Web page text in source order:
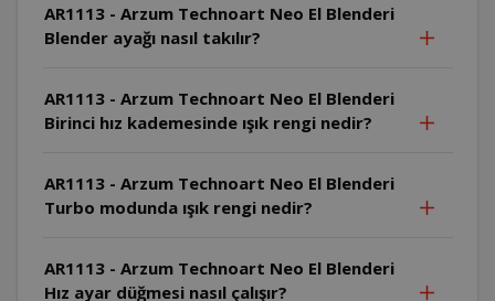
AR1113 - Arzum Technoart Neo El Blenderi
Blender ayağı nasıl takılır?
AR1113 - Arzum Technoart Neo El Blenderi
Birinci hız kademesinde ışık rengi nedir?
AR1113 - Arzum Technoart Neo El Blenderi
Turbo modunda ışık rengi nedir?
AR1113 - Arzum Technoart Neo El Blenderi
Hız ayar düğmesi nasıl çalışır?